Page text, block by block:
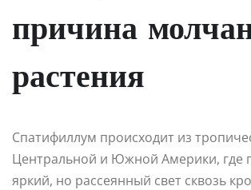
причина
растения
Спатифиллум происходит из
Центральной и Южной Америки, где
яркий, но рассеянный свет сквозь